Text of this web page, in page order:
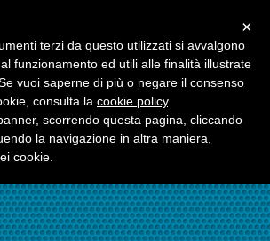
☎324.7403485
×
terzi da questo utilizzati si avvalgono
funzionamento ed utili alle finalità illustrate
vuoi saperne di più o negare il consenso
consulta la cookie policy.
scorrendo questa pagina, cliccando
la navigazione in altra maniera,
cookie.